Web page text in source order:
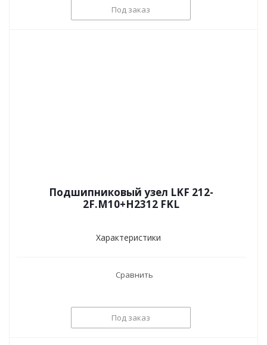
Под заказ
Подшипниковый узел LKF 212-
2F.M10+H2312 FKL
Характеристики
Сравнить
Под заказ